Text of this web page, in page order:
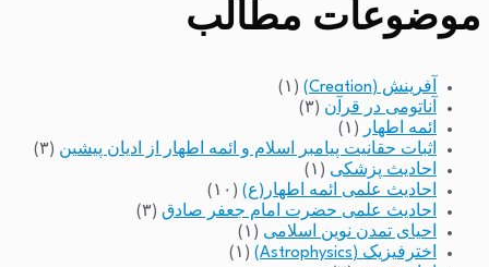
موضوعات مطالب
آفرینش (Creation)
(۱)
آناتومی در قرآن (۳)
ائمه اطهار
(۱)
اثبات حقانیت پیامبر اسلام و ائمه اطهار از ادیان پیشین (۳)
احادیث پزشکی (۱)
احادیث علمی ائمه اطهار(ع) (۱۰)
احادیث علمی حضرت امام جعفر صادق (۳)
احیای تمدن نوین اسلامی (۱)
اخترفیزیک (Astrophysics)
(۱)